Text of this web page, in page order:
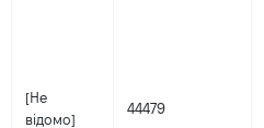
[Не
відомо]
44479